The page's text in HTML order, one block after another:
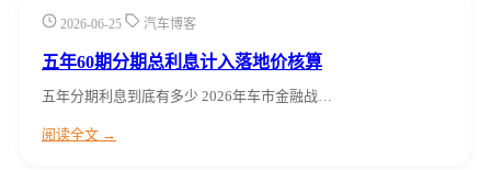
2026-06-25 汽车博客
五年60期分期总利息计入落地价核算
五年分期利息到底有多少 2026年车市金融战…
阅读全文 →